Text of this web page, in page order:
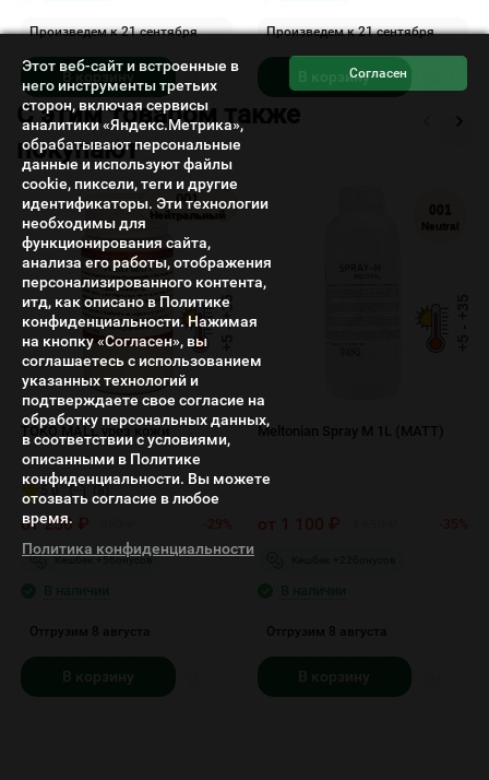
Произведем к 21 сентября
В корзину
Произведем к 21 сентября
В корзину
C этим товаром также
покупают
+5 - +35
006 Охра
005
Золотистый
004
Белый
002
Черный
001
Нейтральный
TOKO MALL урез кожи
5.0 (8)
от250
Кешбек +5бонусов
Отгрузим 8 августа
В корзину
001
Meltonian Spray M 1L (MATT)
Отгрузим 8 августа
В корзину
Этот веб-сайт и встроенные в
него инструменты третьих
сторон, включая сервисы
аналитики «Яндекс.Метрика»,
обрабатывают персональные
данные и используют файлы
cookie, пиксели, теги и другие
идентификаторы. Эти технологии
необходимы для
функционирования сайта,
анализа его работы, отображения
персонализированного контента,
итд, как описано в Политике
конфиденциальности. Нажимая
на кнопку «Согласен», вы
соглашаетесь с использованием
указанных технологий и
подтверждаете свое согласие на
обработку персональных данных,
в соответствии с условиями,
описанными в Политике
конфиденциальности. Вы можете
отозвать согласие в любое
время.
Политика конфиденциальности